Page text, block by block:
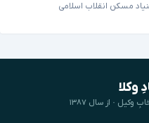
مسکن انقلاب اسلامی
وکلا
وکیل · از سال ۱۳۸۷